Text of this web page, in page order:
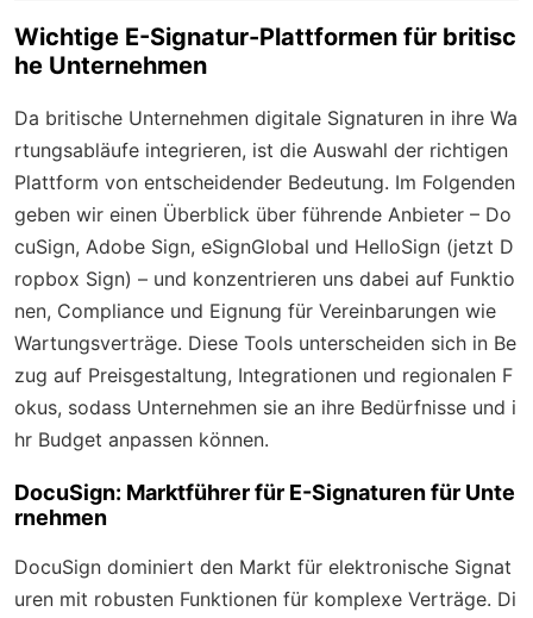
Wichtige E-Signatur-Plattformen für britisc
he Unternehmen
Da britische Unternehmen digitale Signaturen in ihre Wa
rtungsabläufe integrieren, ist die Auswahl der richtigen
Plattform von entscheidender Bedeutung. Im Folgenden
geben wir einen Überblick über führende Anbieter – Do
cuSign, Adobe Sign, eSignGlobal und HelloSign (jetzt D
ropbox Sign) – und konzentrieren uns dabei auf Funktio
nen, Compliance und Eignung für Vereinbarungen wie
Wartungsverträge. Diese Tools unterscheiden sich in Be
zug auf Preisgestaltung, Integrationen und regionalen F
okus, sodass Unternehmen sie an ihre Bedürfnisse und i
hr Budget anpassen können.
DocuSign: Marktführer für E-Signaturen für Unte
rnehmen
DocuSign dominiert den Markt für elektronische Signat
uren mit robusten Funktionen für komplexe Verträge. Di